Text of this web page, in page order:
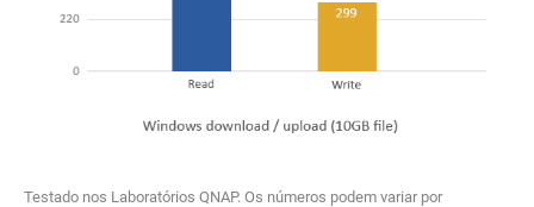
Testado nos Laboratórios QNAP. Os números podem variar por